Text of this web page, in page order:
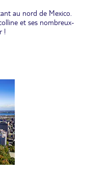
au nord de Mexico.
et ses nombreux-
!
terrasse Dufferin
de castor".
du choix.
pour mieux